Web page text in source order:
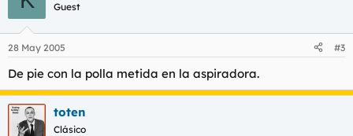
Guest
28 May 2005 #3
De pie con la polla metida en la aspiradora.
toten
Clásico